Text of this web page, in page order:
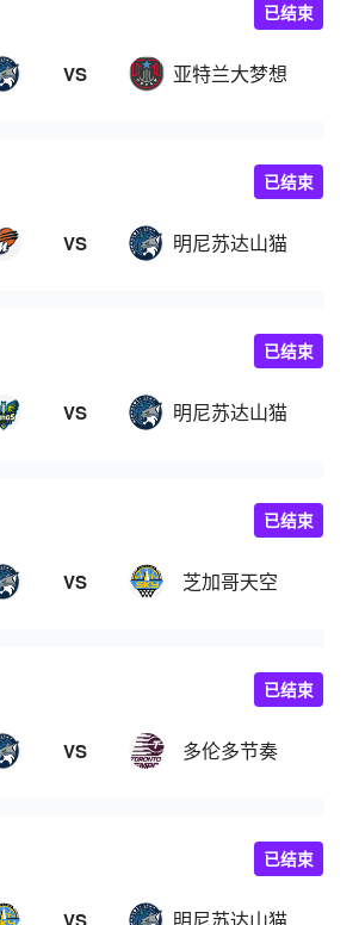
VS 亚特兰大梦想
已结束
VS 明尼苏达山猫
已结束
VS 明尼苏达山猫
已结束
VS 芝加哥天空
已结束
VS 多伦多节奏
已结束
已结束